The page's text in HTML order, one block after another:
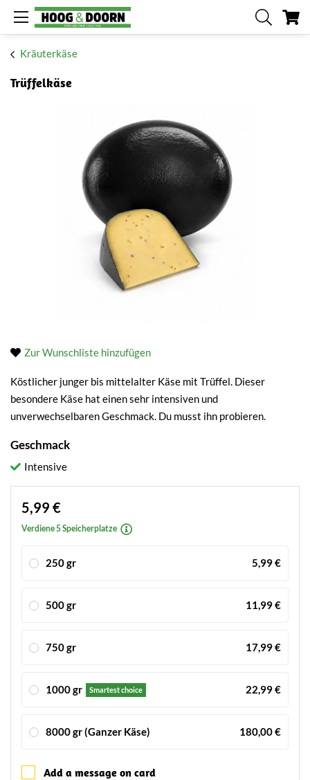
Kräuterkäse
Trüffelkäse
Zur Wunschliste hinzufügen
Köstlicher junger bis mittelalter Käse mit Trüffel. Dieser
besondere Käse hat einen sehr intensiven und
unverwechselbaren Geschmack. Du musst ihn probieren.
Geschmack
Intensive
5,99 €
Verdiene 5 Speicherplatze
250 gr 5,99 €
500 gr 11,99 €
750 gr 17,99 €
1000 gr Smartest choice 22,99 €
8000 gr (Ganzer Käse) 180,00 €
Add a message on card